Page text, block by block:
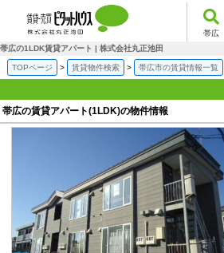
帯広
帯広の1LDK賃貸アパート | 株式会社丸正池田
TOPページ 賃貸物件検索 帯広市の賃貸情報一覧
帯広の賃貸アパート(1LDK)の物件情報